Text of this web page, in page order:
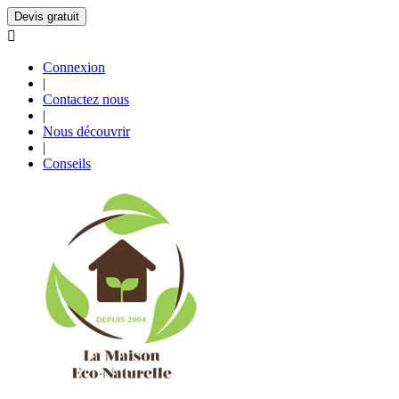
Devis gratuit

Connexion
|
Contactez nous
|
Nous découvrir
|
Conseils